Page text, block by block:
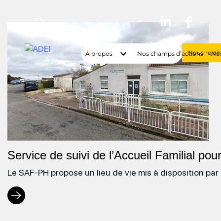
À propos Nos champs d’actions
Nous
Service de suivi de l’Accueil Familial
Le SAF-PH propose un lieu de vie mis à disposition
vers
page
:
Service
de
suivi
l’Accueil
Familial
Personnes
adultes
Handicapées